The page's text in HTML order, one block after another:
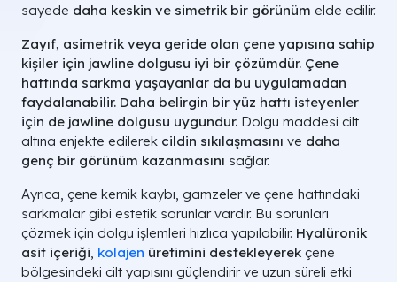
sayede daha keskin ve simetrik bir görünüm elde edilir.
Zayıf, asimetrik veya geride olan çene yapısına sahip
kişiler için jawline dolgusu iyi bir çözümdür. Çene
hattında sarkma yaşayanlar da bu uygulamadan
faydalanabilir. Daha belirgin bir yüz hattı isteyenler
için de jawline dolgusu uygundur. Dolgu maddesi cilt
altına enjekte edilerek cildin sıkılaşmasını ve daha
genç bir görünüm kazanmasını sağlar.
Ayrıca, çene kemik kaybı, gamzeler ve çene hattındaki
sarkmalar gibi estetik sorunlar vardır. Bu sorunları
çözmek için dolgu işlemleri hızlıca yapılabilir. Hyalüronik
asit içeriği, kolajen üretimini destekleyerek çene
bölgesindeki cilt yapısını güçlendirir ve uzun süreli etki